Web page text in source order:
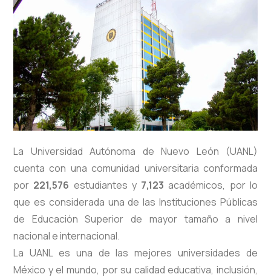
La Universidad Autónoma de Nuevo León (UANL)
cuenta con una comunidad universitaria conformada
por 221,576 estudiantes y 7,123 académicos, por lo
que es considerada una de las Instituciones Públicas
de Educación Superior de mayor tamaño a nivel
nacional e internacional.
La UANL es una de las mejores universidades de
México y el mundo, por su calidad educativa, inclusión,